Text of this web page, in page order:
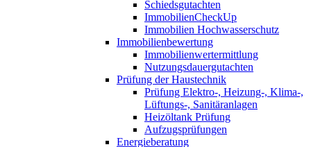
Schiedsgutachten
ImmobilienCheckUp
Immobilien Hochwasserschutz
Immobilienbewertung
Immobilienwertermittlung
Nutzungsdauergutachten
Prüfung der Haustechnik
Prüfung Elektro-, Heizung-, Klima-,
Lüftungs-, Sanitäranlagen
Heizöltank Prüfung
Aufzugsprüfungen
Energieberatung